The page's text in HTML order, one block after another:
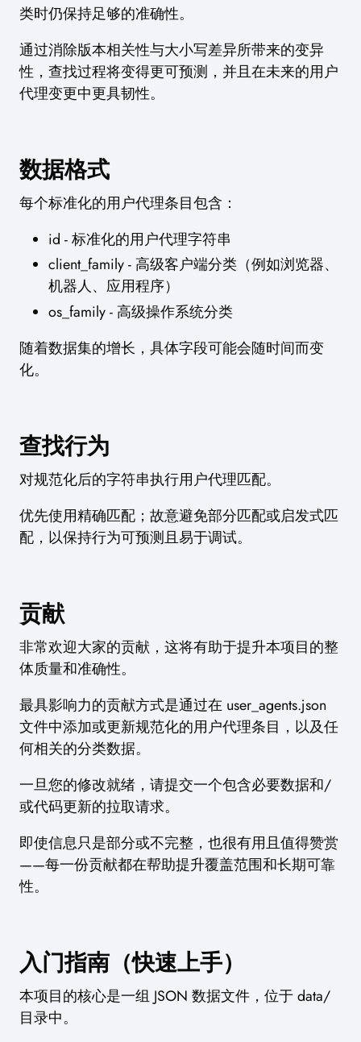
类时仍保持足够的准确性。
通过消除版本相关性与大小写差异所带来的变异
性，查找过程将变得更可预测，并且在未来的用户
代理变更中更具韧性。
数据格式
每个标准化的用户代理条目包含：
id - 标准化的用户代理字符串
client_family - 高级客户端分类（例如浏览器、
机器人、应用程序）
os_family - 高级操作系统分类
随着数据集的增长，具体字段可能会随时间而变
化。
查找行为
对规范化后的字符串执行用户代理匹配。
优先使用精确匹配；故意避免部分匹配或启发式匹
配，以保持行为可预测且易于调试。
贡献
非常欢迎大家的贡献，这将有助于提升本项目的整
体质量和准确性。
最具影响力的贡献方式是通过在 user_agents.json
文件中添加或更新规范化的用户代理条目，以及任
何相关的分类数据。
一旦您的修改就绪，请提交一个包含必要数据和/
或代码更新的拉取请求。
即使信息只是部分或不完整，也很有用且值得赞赏
——每一份贡献都在帮助提升覆盖范围和长期可靠
性。
入门指南（快速上手）
本项目的核心是一组 JSON 数据文件，位于 data/
目录中。